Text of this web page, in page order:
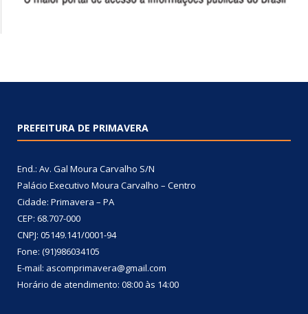
PREFEITURA DE PRIMAVERA
End.: Av. Gal Moura Carvalho S/N
Palácio Executivo Moura Carvalho – Centro
Cidade: Primavera – PA
CEP: 68.707-000
CNPJ: 05149.141/0001-94
Fone: (91)986034105
E-mail: ascomprimavera@gmail.com
Horário de atendimento: 08:00 às 14:00